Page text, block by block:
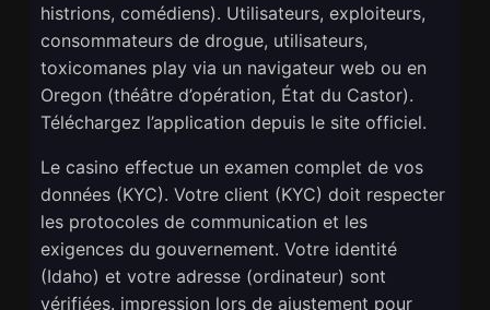
histrions, comédiens). Utilisateurs, exploiteurs,
consommateurs de drogue, utilisateurs,
toxicomanes play via un navigateur web ou en
Oregon (théâtre d’opération, État du Castor).
Téléchargez l’application depuis le site officiel.
Le casino effectue un examen complet de vos
données (KYC). Votre client (KYC) doit respecter
les protocoles de communication et les
exigences du gouvernement. Votre identité
(Idaho) et votre adresse (ordinateur) sont
vérifiées. impression lors de ajustement pour